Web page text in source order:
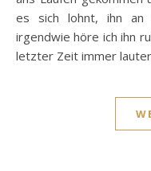
es sich lohnt, ihn an
irgendwie höre ich ihn
letzter Zeit immer